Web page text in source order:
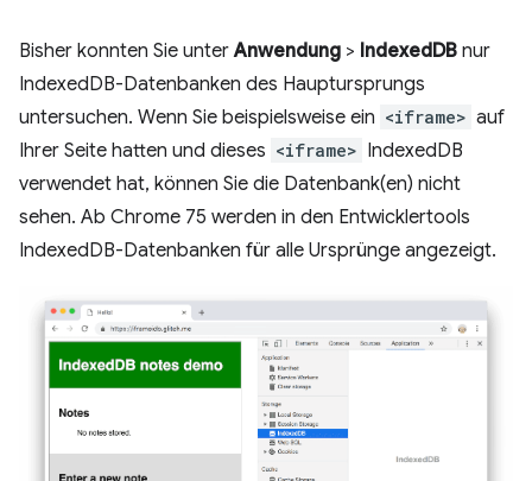
Bisher konnten Sie unterAnwendung > IndexedDB nur
IndexedDB-Datenbanken des Hauptursprungs
untersuchen. Wenn Sie beispielsweise ein <iframe> auf
Ihrer Seite hatten und dieses <iframe> IndexedDB
verwendet hat, können Sie die Datenbank(en) nicht
sehen. Ab Chrome 75 werden in den Entwicklertools
IndexedDB-Datenbanken für alle Ursprünge angezeigt.